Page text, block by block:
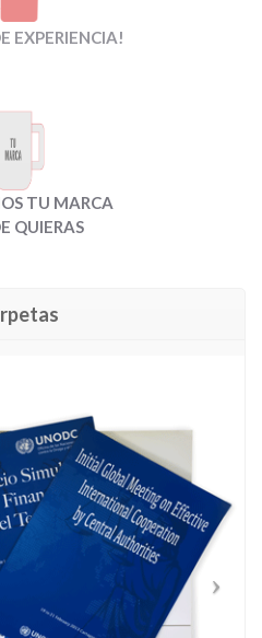
EXPERIENCIA!
TU MARCA
QUIERAS